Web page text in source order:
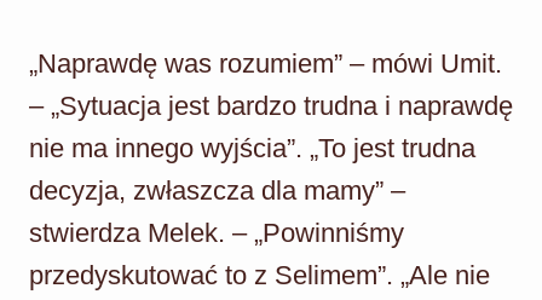
„Naprawdę was rozumiem” – mówi Umit.
– „Sytuacja jest bardzo trudna i naprawdę
nie ma innego wyjścia”. „To jest trudna
decyzja, zwłaszcza dla mamy” –
stwierdza Melek. – „Powinniśmy
przedyskutować to z Selimem”. „Ale nie